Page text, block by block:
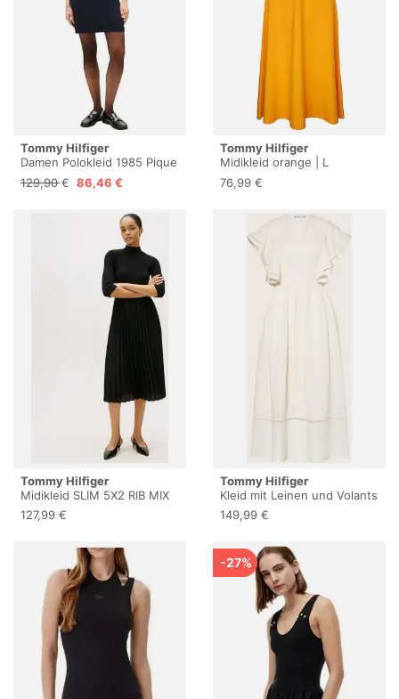
Tommy Hilfiger
Damen Polokleid 1985 Pique
Slim Fit, Blau (Desert Sky),
XL
129,90 € 86,46 €
Tommy Hilfiger
Midikleid orange | L
76,99 €
Tommy Hilfiger
Midikleid SLIM 5X2 RIB MIX
MIDI DRS Kunstfaser, slim
fit, figurbetont, in gerippter
127,99 €
Tommy Hilfiger
Kleid mit Leinen und Volants
149,99 €
-27%